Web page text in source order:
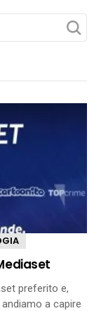
preferito e,
a capire